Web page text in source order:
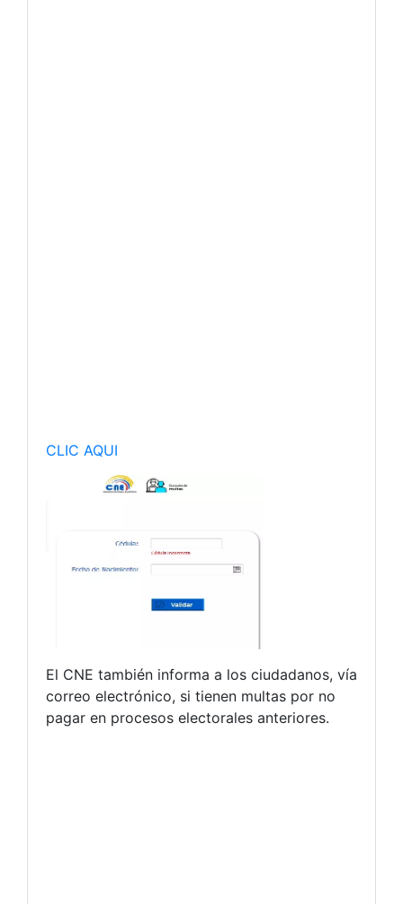
CLIC AQUI
El CNE también informa a los ciudadanos, vía
correo electrónico, si tienen multas por no
pagar en procesos electorales anteriores.